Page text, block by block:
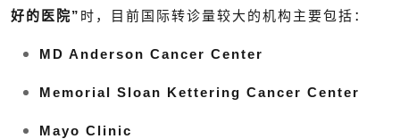
好的医院” 时，目前国际转诊量较大的机构主要包括：
MD Anderson Cancer Center
Memorial Sloan Kettering Cancer Center
Mayo Clinic